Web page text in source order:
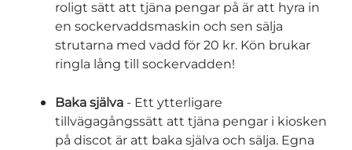
roligt sätt att tjäna pengar på är att hyra in
en sockervaddsmaskin och sen sälja
strutarna med vadd för 20 kr. Kön brukar
ringla lång till sockervadden!
Baka själva - Ett ytterligare
tillvägagångssätt att tjäna pengar i kiosken
på discot är att baka själva och sälja. Egna